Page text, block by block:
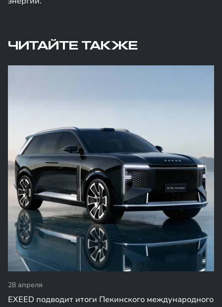
ЧИТАЙТЕ ТАКЖЕ
подводит итоги Пекинского международного24